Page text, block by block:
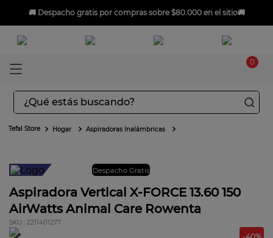
🚚 Despacho gratispor compras sobre $80.000 en el sitio🚚
0
¿Qué estás buscando?
Hogar Aspiradoras Inalámbricas
Despacho Gratis
Aspiradora Vertical X-FORCE 13.60 150
AirWatts Animal Care Rowenta
2211401277
-40%
TÉRMINOS MÁS BUSCADOS
2.
sarten
3.
ingenio
4.
sartenes